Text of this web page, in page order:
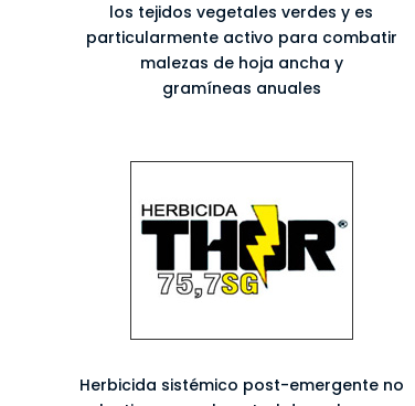
los tejidos vegetales verdes y es
particularmente activo para combatir
malezas de hoja ancha y
gramíneas anuales
Herbicida sistémico post-emergente no